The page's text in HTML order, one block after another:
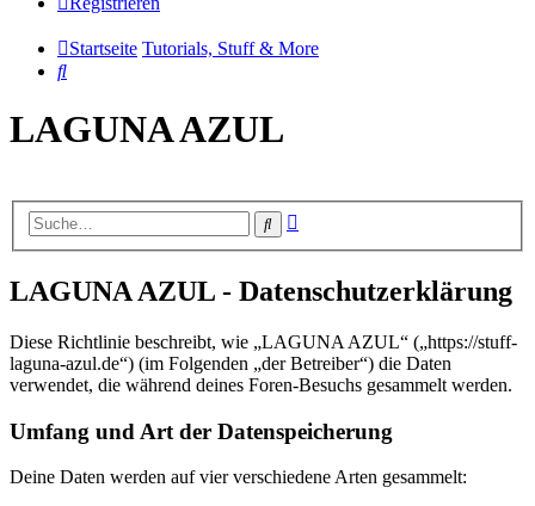
Startseite Tutorials, Stuff & More
Suche
LAGUNA AZUL
Suche
LAGUNA AZUL - Datenschutzerklärung
Diese Richtlinie beschreibt, wie „LAGUNA AZUL“ („https://stuff-
laguna-azul.de“) (im Folgenden „der Betreiber“) die Daten
verwendet, die während deines Foren-Besuchs gesammelt werden.
Umfang und Art der Datenspeicherung
Deine Daten werden auf vier verschiedene Arten gesammelt: